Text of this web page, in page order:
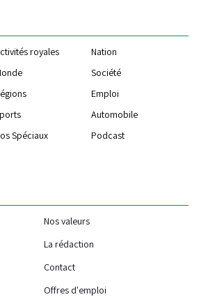
royales
Nation
Société
Emploi
Automobile
Spéciaux Podcast
Nos valeurs
La rédaction
Contact
Offres d'emploi